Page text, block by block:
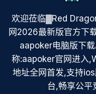
欢迎莅临▓Red
网2026最新版官方下
aapoker电脑版下
称:aapoker官网进入
地址全网首发,支持
台,畅享公平